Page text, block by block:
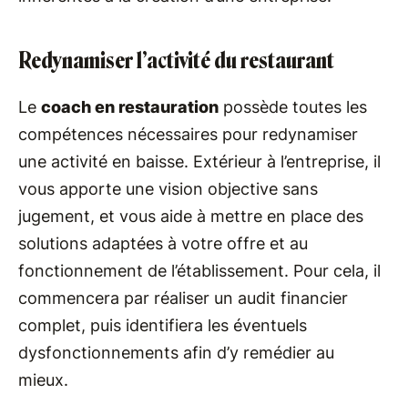
Redynamiser l’activité du restaurant
Le coach en restauration possède toutes les
compétences nécessaires pour redynamiser
une activité en baisse. Extérieur à l’entreprise, il
vous apporte une vision objective sans
jugement, et vous aide à mettre en place des
solutions adaptées à votre offre et au
fonctionnement de l’établissement. Pour cela, il
commencera par réaliser un audit financier
complet, puis identifiera les éventuels
dysfonctionnements afin d’y remédier au
mieux.